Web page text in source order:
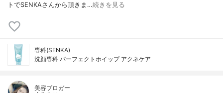
トでSENKAさんから頂きま…続きを見る
専科(SENKA)
洗顔専科 パーフェクトホイップ アクネケア
美容ブロガー